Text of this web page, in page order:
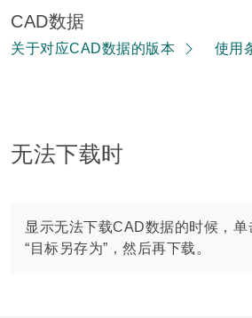
CAD数据
关于对应CAD数据的版本 使用
无法下载时
显示无法下载CAD数据的时候，
“目标另存为”，然后再下载。